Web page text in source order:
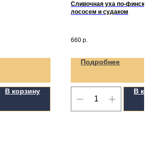
В корзину
Сливочная уха по-фински с
лососем и судаком
660 р.
Подробнее
В